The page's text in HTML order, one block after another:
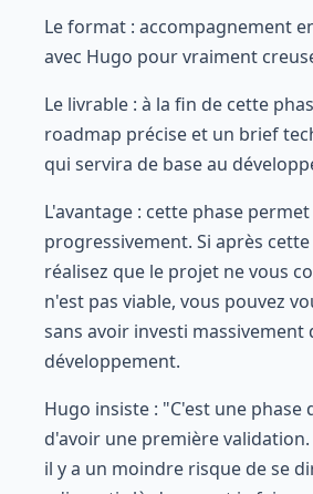
Le format : accompagnement
avec Hugo pour vraiment
Le livrable : à la fin de cette
roadmap précise et un brief
qui servira de base au
L'avantage : cette phase
progressivement. Si après
réalisez que le projet ne vous
n'est pas viable, vous pouvez
sans avoir investi massivement
développement.
Hugo insiste : "C'est une phase
d'avoir une première
il y a un moindre risque de se